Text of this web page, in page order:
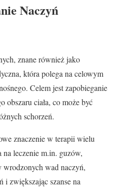
Naczyń
znane również jako
która polega na celowym
Celem jest zapobieganie
obszaru ciała, co może być
schorzeń.
znaczenie w terapii wielu
na leczenie m.in. guzów,
wad naczyń,
zwiększając szanse na